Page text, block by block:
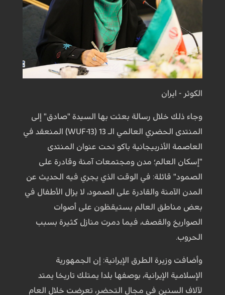
الكوثر - ايران
وجاء ذلك خلال رسالة بعثت بها السيدة "صادق" إلى
المنتدى الحضري العالمي الـ 13 (WUF-13) المنعقد في
العاصمة الأذربيجانية باكو تحت عنوان المنتدى
"إسكان العالم؛ مدن ومجتمعات آمنة وقادرة على
الصمود" قائلة: في الوقت الذي يجري فيه الحديث عن
المدن الآمنة والقادرة على الصمود، لا يزال الأطفال في
بعض مناطق العالم يستيقظون على أصوات
الصواريخ والقصف، فيما دمرت منازل كثيرة بسبب
الحروب.
وأضافت وزيرة الطرق الإيرانية: إن الجمهورية
الإسلامية الإيرانية، بوصفها بلدا يمتلك تاريخا يمتد
لآلاف السنين في مجال التحضر، تعرضت خلال العام